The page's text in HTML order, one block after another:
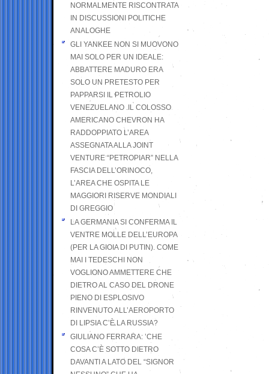
NORMALMENTE RISCONTRATA
IN DISCUSSIONI POLITICHE
ANALOGHE
GLI YANKEE NON SI MUOVONO
MAI SOLO PER UN IDEALE:
ABBATTERE MADURO ERA
SOLO UN PRETESTO PER
PAPPARSI IL PETROLIO
VENEZUELANO .IL COLOSSO
AMERICANO CHEVRON HA
RADDOPPIATO L’AREA
ASSEGNATA ALLA JOINT
VENTURE “PETROPIAR” NELLA
FASCIA DELL’ORINOCO,
L’AREA CHE OSPITA LE
MAGGIORI RISERVE MONDIALI
DI GREGGIO
LA GERMANIA SI CONFERMA IL
VENTRE MOLLE DELL’EUROPA
(PER LA GIOIA DI PUTIN). COME
MAI I TEDESCHI NON
VOGLIONO AMMETTERE CHE
DIETRO AL CASO DEL DRONE
PIENO DI ESPLOSIVO
RINVENUTO ALL’AEROPORTO
DI LIPSIA C’È LA RUSSIA?
GIULIANO FERRARA: ’CHE
COSA C’È SOTTO DIETRO
DAVANTI A LATO DEL “SIGNOR